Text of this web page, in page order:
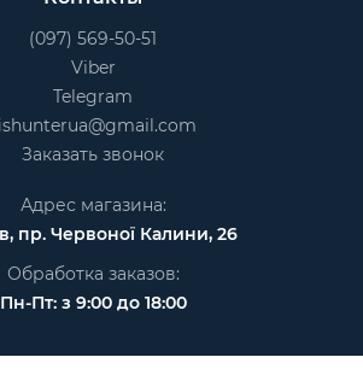
(097) 569-50-51
Viber
Telegram
Заказать звонок
Адрес магазина:
пр. Червоної Калини, 26
Обработка заказов:
Пн-Пт: з 9:00 до 18:00